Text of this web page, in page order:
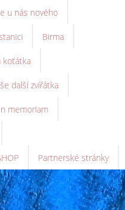
u nás nového
Birma
koťátka
další zvířátka
memoriam
Partnerské stránky